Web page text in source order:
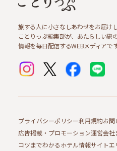
旅する人に小さなしあわせをお届けし
ことりっぷ編集部が、あたらしい旅
情報を毎日配信するWEBメディアです
プライバシーポリシー利用規約お問
広告掲載・プロモーション運営会社
コツまでわかるホテル情報サイトエ